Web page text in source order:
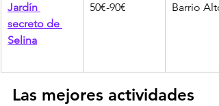
Jardín
secreto de
Selina
50€-90€ Barrio Alto
Las mejores actividades